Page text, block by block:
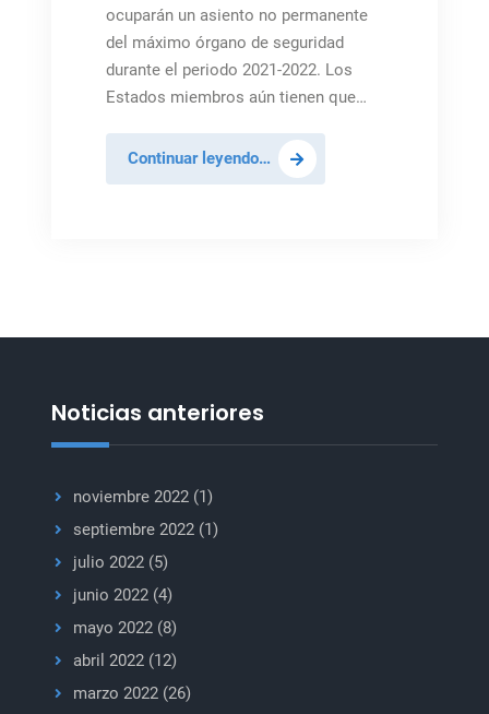
ocuparán un asiento no permanente
del máximo órgano de seguridad
durante el periodo 2021-2022. Los
Estados miembros aún tienen que…
Continuar leyendo… México
ocupará
Noticias anteriores
noviembre 2022(1)
septiembre 2022(1)
julio 2022(5)
junio 2022(4)
mayo 2022(8)
abril 2022(12)
marzo 2022(26)